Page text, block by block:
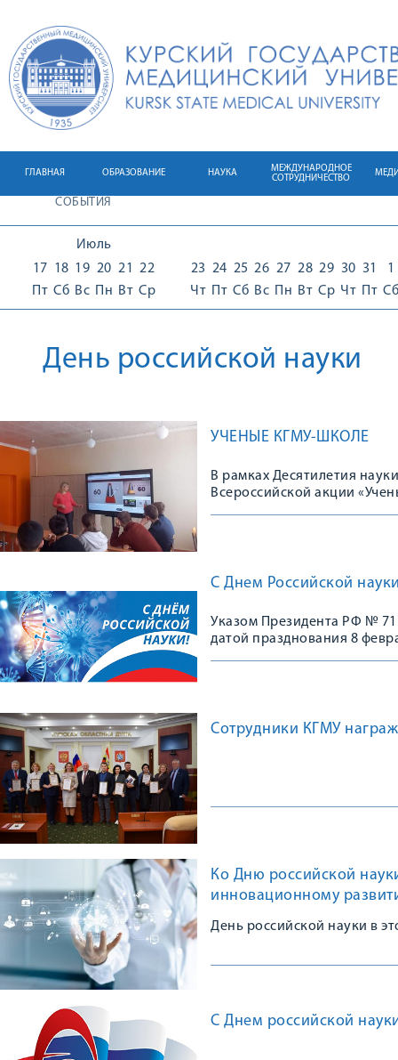
ГЛАВНАЯ ОБРАЗОВАНИЕ НАУКА
МЕЖДУНАРОДНОЕ
СОТРУДНИЧЕСТВО
СОБЫТИЯ
Июль
17
Пт
18
Сб
19
Вс
20
Пн
21
Вт
22
Ср
23
Чт
24
Пт
25
Сб
26
Вс
27
Пн
28
Вт
29
Ср
30
Чт
31
Пт
1
Сб
День российской науки
УЧЕНЫЕ КГМУ-ШКОЛЕ
В рамках Десятилетия
Всероссийской акции
С Днем Российской
Указом Президента РФ №
датой празднования 8
Сотрудники КГМУ
Ко Дню российской
инновационному
День российской науки в
С Днем российской